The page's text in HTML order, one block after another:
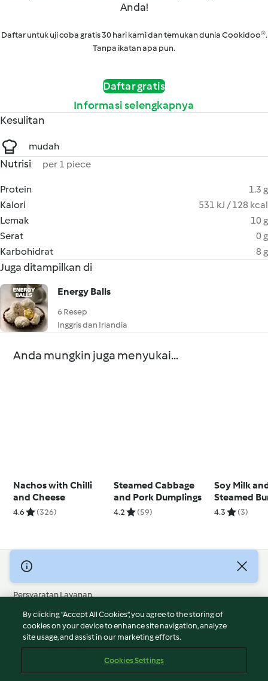
Anda!
Daftar untuk uji coba gratis 30 hari kami dan temukan dunia Cookidoo®.
Tanpa ikatan apa pun.
Daftar gratis
Informasi selengkapnya
Kesulitan
mudah
Nutrisi per 1 piece
Protein
1.3 g
Kalori
531 kJ / 128 kcal
Lemak
10 g
Serat
0 g
Karbohidrat
8 g
Juga ditampilkan di
Energy Balls
6 Resep
Inggris dan Irlandia
Anda mungkin juga menyukai...
Nachos with Chilli
and Cheese
4.6 (326)
Steamed Cabbage
and Pork Dumplings
4.2 (59)
Soy Milk
Steamed
4.3 (3)
© Hak Cipta 2026
Persyaratan Layanan
Kebijakan Privasi
Penafian
Terbitan
Laporkan Konten
By clicking “Accept All Cookies”, you agree to the storing of
cookies on your device to enhance site navigation, analyze
site usage, and assist in our marketing efforts.
Cookies Settings